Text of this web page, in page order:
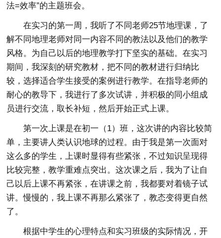
法=效率”的主题班会。
在实习的第一周，我听了不同老师25节地理课，了
解不同地理老师对同一内容不同的教法以及他们的教学
风格。为自己以后的地理教学打下坚实的基础。在实习
期间，我深刻的研究教材，把不同的教材进行归纳比
较，选择适合学生接受的案例进行教学。在指导老师的
耐心的教导下，我进行了多次试讲，并积极的同小组成
员进行交流，取长补短，然后开始正式上课。
第一次上课是在初一（1）班，这次讲的内容比较简
单，主要讲人类认识地球的过程。由于我是第一次面对
这么多的学生，上课时显得有些紧张，不过知识呈现得
比较完整，教学重难点突出。这次课之后，我为了让自
己以后上课不再紧张，在讲课之前，我都要对着镜子试
讲。慢慢的，我上课不再那么紧张了，教态变得更自然
了。
根据中学生的心理特点和实习班级的实际情况，开